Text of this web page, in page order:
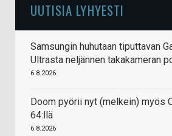
UUTISIA LYHYESTI
Samsungin huhutaan tiputtavan
Ultrasta neljännen takakameran
6.8.2026
Doom pyörii nyt (melkein) myös
64:llä
6.8.2026